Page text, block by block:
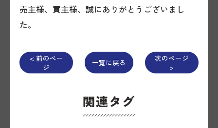
売主様、買主様、誠にありがとうございまし
た。
< 前のペー
ジ
一覧に戻る
次のページ
>
関連タグ